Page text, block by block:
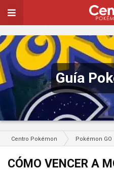
Guía
Centro Pokémon Pokémon GO
CÓMO VENCER A